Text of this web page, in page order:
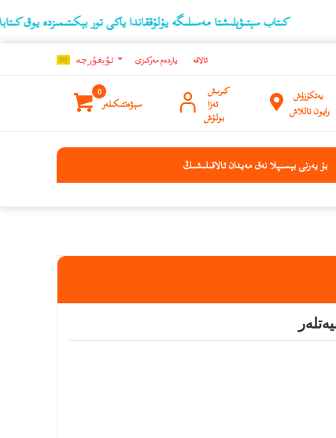
كىتاب سېتىۋېلىشتا مەسىلىگە يۇلۇققاندا ياكى تور بېكىتىمىزدە يوق كىتابلارنىڭ
ئۇيغۇرچه ياردەم مەركىزى ئالاقە
يەتكۈزۈش
رايون تاللاش
كىرىش
ئەزا
بولۇش
0
سېۋەتتىكىلەر
بۇ يەرنى بېسىپلا نەق مەيدان ئالاقىلىشىڭ